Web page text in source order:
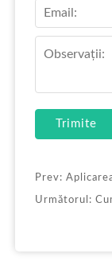
Trimite
Prev:
Următorul: Cum